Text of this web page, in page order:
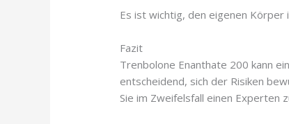
Es ist wichtig, den eigenen Körper
Fazit
Trenbolone Enanthate 200 kann
entscheidend, sich der Risiken
Sie im Zweifelsfall einen Experten